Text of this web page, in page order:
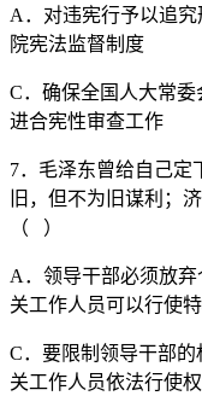
A．对违宪行予
院宪法监督制度
C．确保全国人
进合宪性审查工作
7．毛泽东曾给自己定
旧，但不为旧谋利；
（ ）
A．领导干部必
关工作人员可以行使
C．要限制领
关工作人员依法行使